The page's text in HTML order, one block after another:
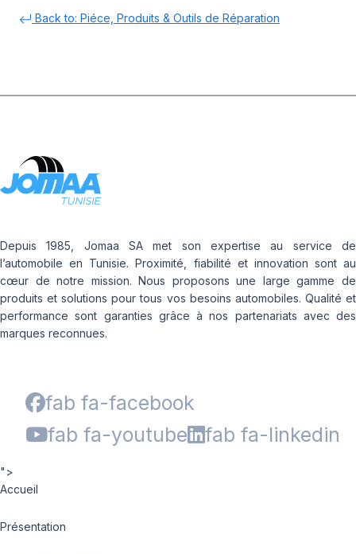
Back to: Piéce, Produits & Outils de Réparation
Depuis 1985, Jomaa SA met son expertise au service de
l’automobile en Tunisie. Proximité, fiabilité et innovation sont au
cœur de notre mission. Nous proposons une large gamme de
produits et solutions pour tous vos besoins automobiles. Qualité et
performance sont garanties grâce à nos partenariats avec des
marques reconnues.
fab fa-facebook
fab fa-youtube
fab fa-linkedin
">
Accueil
Présentation